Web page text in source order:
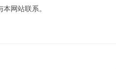
网站联系。